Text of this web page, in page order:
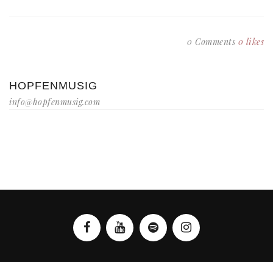
HOPFENMUSIG
info@hopfenmusig.com
0 Comments 0 likes